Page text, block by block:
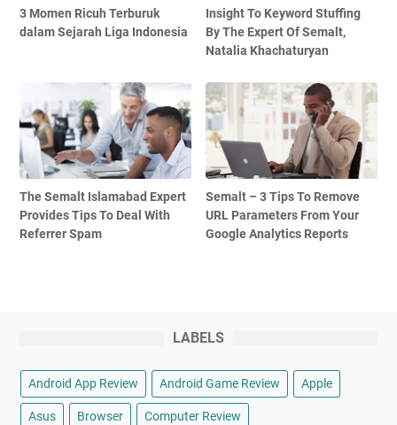
3 Momen Ricuh Terburuk
dalam Sejarah Liga Indonesia
Insight To Keyword Stuffing
By The Expert Of Semalt,
Natalia Khachaturyan
The Semalt Islamabad Expert
Provides Tips To Deal With
Referrer Spam
Semalt – 3 Tips To Remove
URL Parameters From Your
Google Analytics Reports
LABELS
Android App Review Android Game Review Apple
Asus Browser Computer Review